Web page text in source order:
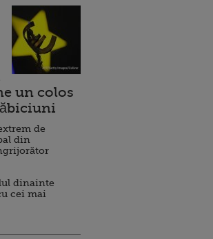
un colos
de
din
dinainte
cei mai